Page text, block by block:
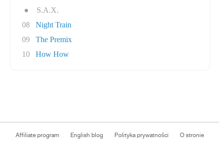
●
S.A.X.
08
Night Train
09
The Premix
10
How How
Affiliate program English blog Polityka prywatności O stronie